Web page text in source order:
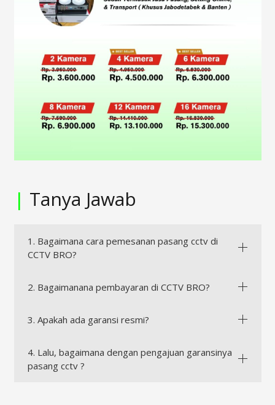
| Tanya Jawab
1. Bagaimana cara pemesanan pasang cctv di
CCTV BRO?
2. Bagaimanana pembayaran di CCTV BRO?
3. Apakah ada garansi resmi?
4. Lalu, bagaimana dengan pengajuan garansinya
pasang cctv ?